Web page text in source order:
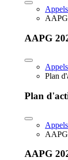
AAPG
Plan
Plan
AAPG